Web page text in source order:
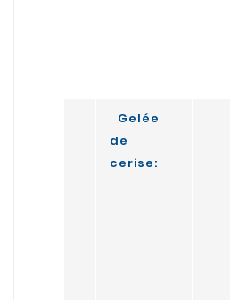
Gelée
de
cerise: